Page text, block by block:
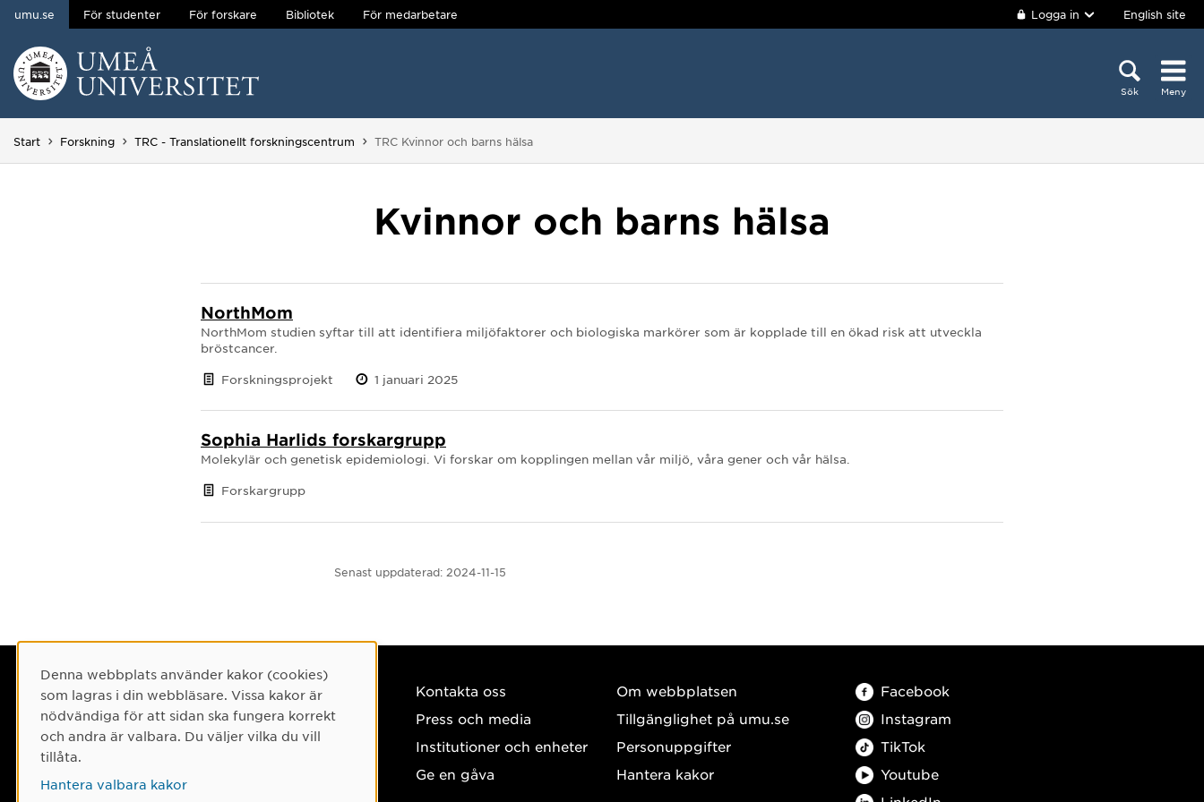
Hoppa direkt till innehållet
umu.se För studenter För forskare Bibliotek För medarbetare Logga in English site
Sök Meny
Huvudmenyn dold.
Start Forskning TRC - Translationellt forskningscentrum Du är här:
TRC Kvinnor och barns hälsa
Kvinnor och barns hälsa
NorthMom
NorthMom studien syftar till att identifiera miljöfaktorer och biologiska markörer som är kopplade till en ökad risk att utveckla
bröstcancer.
Forskningsprojekt 1 januari 2025
Sophia Harlids forskargrupp
Molekylär och genetisk epidemiologi. Vi forskar om kopplingen mellan vår miljö, våra gener och vår hälsa.
Forskargrupp
Senast uppdaterad: 2024-11-15
Umeå universitet
901 87 Umeå
Tel: 090-786 50 00
Kontakta oss
Press och media
Institutioner och enheter
Ge en gåva
Om webbplatsen
Tillgänglighet på umu.se
Personuppgifter
Hantera kakor
Facebook
Instagram
TikTok
Youtube
Cookie-samtycke
Denna webbplats använder kakor (cookies)
som lagras i din webbläsare. Vissa kakor är
nödvändiga för att sidan ska fungera korrekt
och andra är valbara. Du väljer vilka du vill
tillåta.
Hantera valbara kakor